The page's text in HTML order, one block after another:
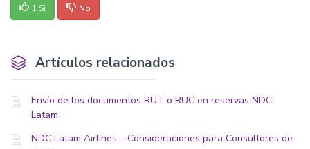
1 Si No
Artículos relacionados
Envío de los documentos RUT o RUC en reservas NDC
Latam
NDC Latam Airlines – Consideraciones para Consultores de